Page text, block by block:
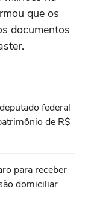
que os
documentos
federal
de R$
para receber
domiciliar